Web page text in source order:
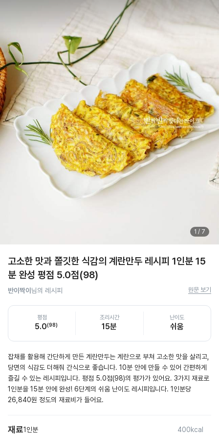
1 / 7
고소한 맛과 쫄깃한 식감의 계란만두 레시피 1인분 15
분 완성 평점 5.0점(98)
반이짝이님의 레시피 원문 보기
평점
5.0(98)
조리시간
15분
난이도
쉬움
잡채를 활용해 간단하게 만든 계란만두는 계란으로 부쳐 고소한 맛을 살리고,
당면의 식감도 더해줘 간식으로 좋습니다. 10분 안에 만들 수 있어 간편하게
즐길 수 있는 레시피입니다. 평점 5.0점(98)의 평가가 있어요. 3가지 재료로
1인분을 15분 안에 완성! 6단계의 쉬움 난이도 레시피입니다. 1인분당
26,840원 정도의 재료비가 들어요.
재료1인분 400kcal